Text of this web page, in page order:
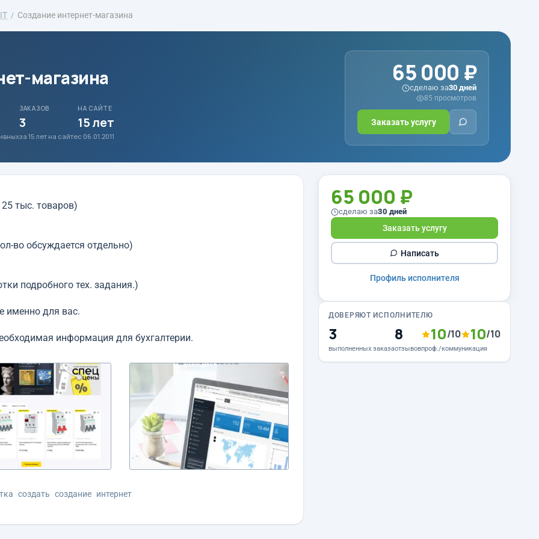
Создание интернет-магазина
магазина
ЗАКАЗОВ
3
за 15 лет на сайте
НА САЙТЕ
15 лет
с 06.01.2011
65 000 ₽
сделаю за30 дней
85 просмотров
Заказать услугу
тыс. товаров)
во обсуждается отдельно)
подробного тех. задания.)
именно для вас.
информация для бухгалтерии.
создать создание интернет
65 000 ₽
сделаю за30 дней
Заказать услугу
Написать
Профиль исполнителя
ДОВЕРЯЮТ ИСПОЛНИТЕЛЮ
3
выполненных заказа
8
отзывов
10/10 10/10
проф./коммуникация